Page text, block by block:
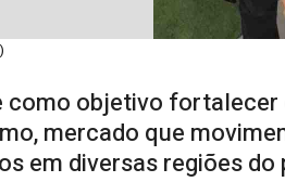
como objetivo
mercado que
em diversas regiões do